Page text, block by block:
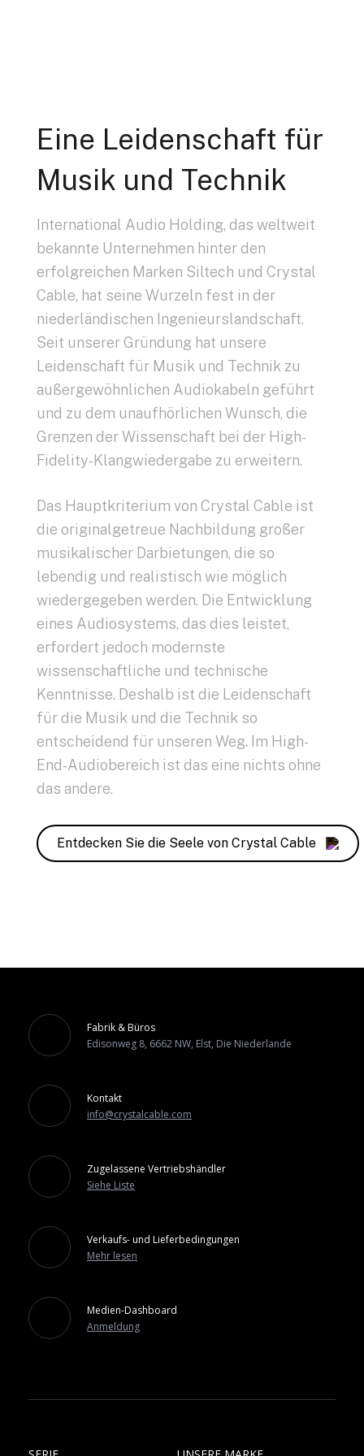
Eine Leidenschaft für
Musik und Technik
International Audio Holding, das weltweit
bekannte Unternehmen hinter den
erfolgreichen Marken Siltech und Crystal
Cable, hat seine Wurzeln fest in der
niederländischen Ingenieurslandschaft.
Seit unserer Gründung hat unsere
Leidenschaft für Musik und Technik zu
außergewöhnlichen Audiokabeln geführt
und zu dem unaufhörlichen Wunsch, die
Grenzen der Wissenschaft bei der High-
Fidelity-Klangwiedergabe zu erweitern.
Das Hauptkriterium von Crystal Cable ist
die originalgetreue Nachbildung großer
musikalischer Darbietungen, die so
lebendig und realistisch wie möglich
wiedergegeben werden. Die Entwicklung
eines Audiosystems, das dies leistet,
erfordert jedoch modernste
wissenschaftliche und technische
Kenntnisse. Deshalb ist die Leidenschaft
für die Musik und die Technik so
entscheidend für unseren Weg. Im High-
End-Audiobereich ist das eine nichts ohne
das andere.
Entdecken Sie die Seele von Crystal Cable
Fabrik & Büros
Edisonweg 8, 6662 NW, Elst, Die Niederlande
Kontakt
info@crystalcable.com
Zugelassene Vertriebshändler
Siehe Liste
Verkaufs- und Lieferbedingungen
Mehr lesen
Medien-Dashboard
Anmeldung